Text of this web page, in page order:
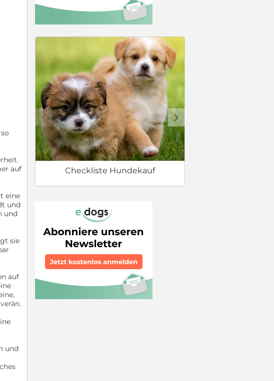
Checkliste Hundekauf
c d
auf
eine
und
und
sie
auf
und